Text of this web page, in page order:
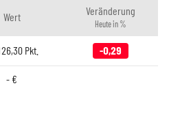
Wert Veränderung
Heute in %
Pkt. -0,29
- €